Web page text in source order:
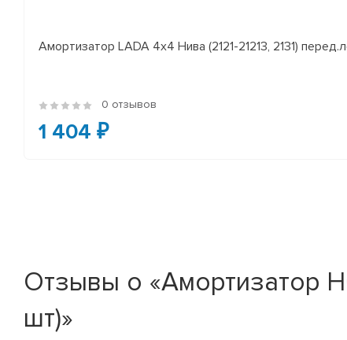
Амортизатор LADA 4x4 Нива (2121-21213, 2131)
0 отзывов
1 404 ₽
Отзывы о «Амортизатор
шт)»